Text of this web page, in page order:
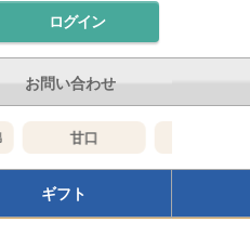
ログイン
お問い合わせ
甘口
ギフト